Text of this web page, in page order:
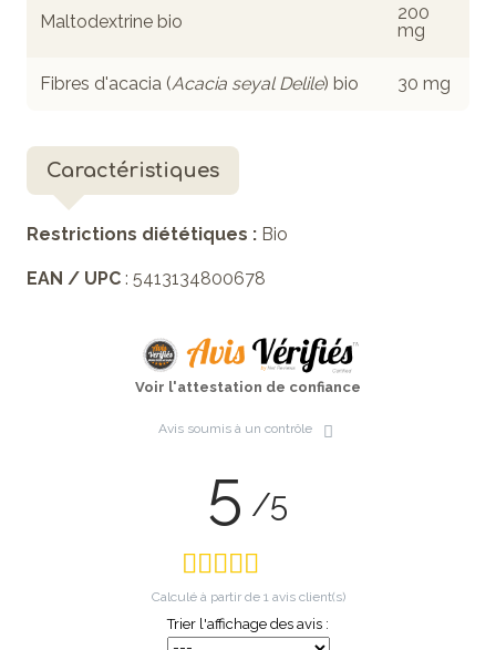
Maltodextrine bio
200
mg
Fibres d'acacia (Acacia seyal Delile) bio 30 mg
Caractéristiques
Restrictions diététiques : Bio
EAN / UPC : 5413134800678
Voir l'attestation de confiance
Avis soumis à un contrôle
5 /5
Calculé à partir de 1avis client(s)
Trier l'affichage des avis :